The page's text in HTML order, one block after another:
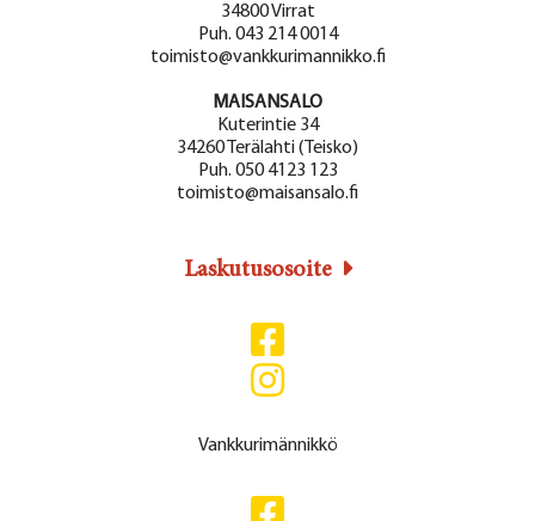
34800 Virrat
Puh. 043 214 0014
toimisto@vankkurimannikko.fi
MAISANSALO
Kuterintie 34
34260 Terälahti (Teisko)
Puh. 050 4123 123
toimisto@maisansalo.fi
Laskutusosoite
Vankkurimännikkö